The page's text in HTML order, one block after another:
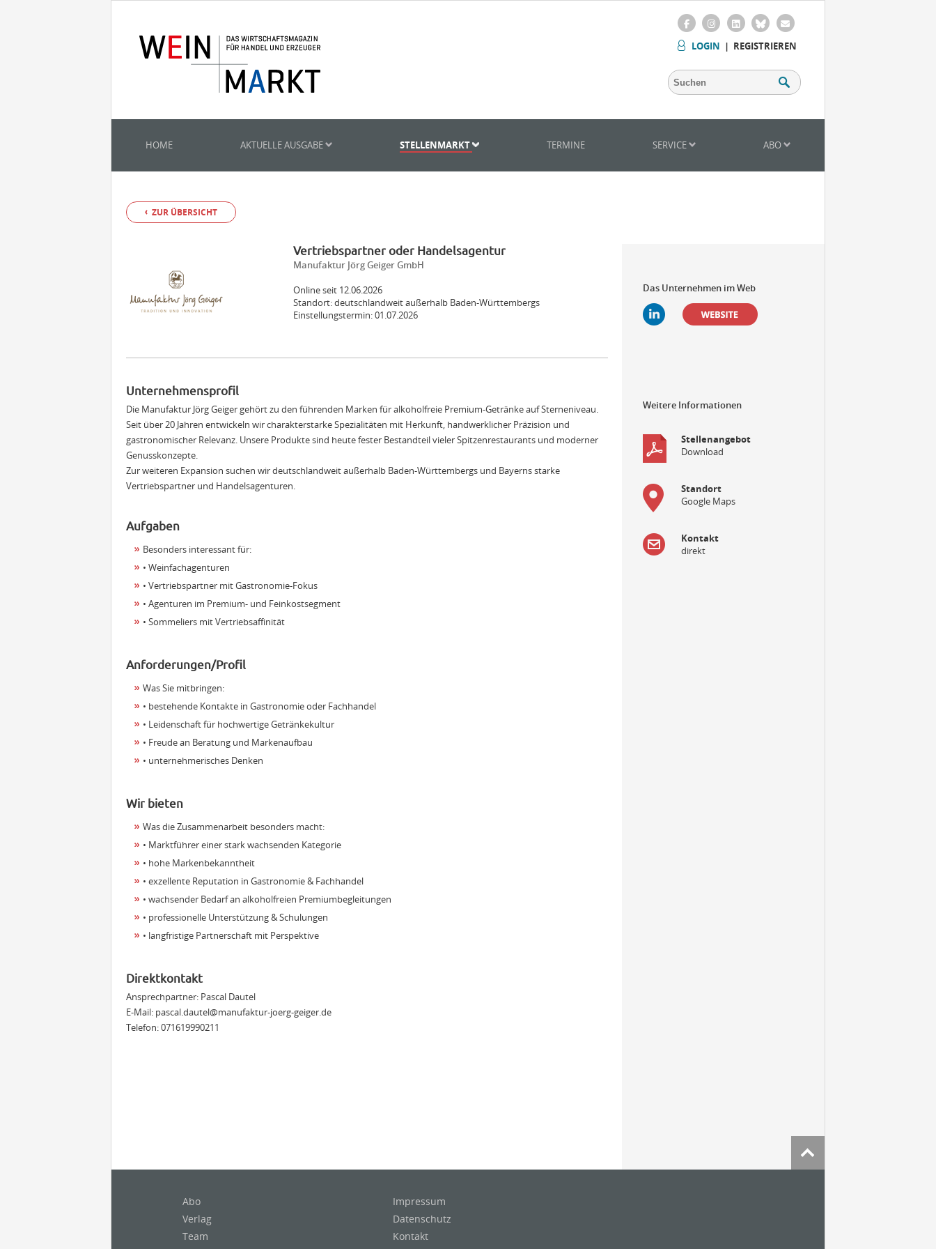
LOGIN | REGISTRIEREN
HOME AKTUELLE AUSGABE STELLENMARKT TERMINE SERVICE ABO
ZUR ÜBERSICHT
Vertriebspartner oder Handelsagentur
Manufaktur Jörg Geiger GmbH
Online seit 12.06.2026
Standort: deutschlandweit außerhalb Baden-Württembergs
Einstellungstermin: 01.07.2026
Unternehmensprofil
Die Manufaktur Jörg Geiger gehört zu den führenden Marken für alkoholfreie Premium-Getränke auf Sterneniveau.
Seit über 20 Jahren entwickeln wir charakterstarke Spezialitäten mit Herkunft, handwerklicher Präzision und
gastronomischer Relevanz. Unsere Produkte sind heute fester Bestandteil vieler Spitzenrestaurants und moderner
Genusskonzepte.
Zur weiteren Expansion suchen wir deutschlandweit außerhalb Baden-Württembergs und Bayerns starke
Vertriebspartner und Handelsagenturen.
Aufgaben
Besonders interessant für:
• Weinfachagenturen
• Vertriebspartner mit Gastronomie-Fokus
• Agenturen im Premium- und Feinkostsegment
• Sommeliers mit Vertriebsaffinität
Anforderungen/Profil
Was Sie mitbringen:
• bestehende Kontakte in Gastronomie oder Fachhandel
• Leidenschaft für hochwertige Getränkekultur
• Freude an Beratung und Markenaufbau
• unternehmerisches Denken
Wir bieten
Was die Zusammenarbeit besonders macht:
• Marktführer einer stark wachsenden Kategorie
• hohe Markenbekanntheit
• exzellente Reputation in Gastronomie & Fachhandel
• wachsender Bedarf an alkoholfreien Premiumbegleitungen
• professionelle Unterstützung & Schulungen
• langfristige Partnerschaft mit Perspektive
Direktkontakt
Ansprechpartner: Pascal Dautel
E-Mail: pascal.dautel@manufaktur-joerg-geiger.de
Telefon: 071619990211
Das Unternehmen im Web
Weitere Informationen
Stellenangebot
Download
Standort
Google Maps
Kontakt
direkt
Abo
Verlag
Team
Impressum
Datenschutz
Kontakt